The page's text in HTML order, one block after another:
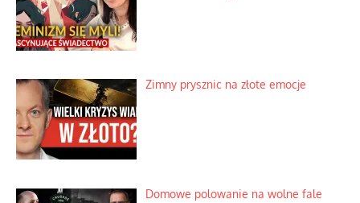
Zimny prysznic na złote emocje
Domowe polowanie na wolne fale